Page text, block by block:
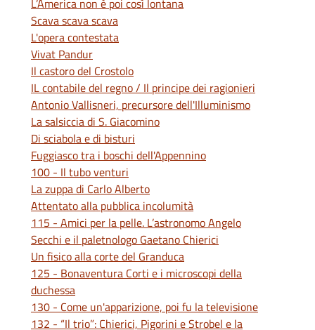
L’America non è poi così lontana
Scava scava scava
L'opera contestata
Vivat Pandur
Il castoro del Crostolo
IL contabile del regno / Il principe dei ragionieri
Antonio Vallisneri, precursore dell'Illuminismo
La salsiccia di S. Giacomino
Di sciabola e di bisturi
Fuggiasco tra i boschi dell'Appennino
100 - Il tubo venturi
La zuppa di Carlo Alberto
Attentato alla pubblica incolumità
115 - Amici per la pelle. L’astronomo Angelo
Secchi e il paletnologo Gaetano Chierici
Un fisico alla corte del Granduca
125 - Bonaventura Corti e i microscopi della
duchessa
130 - Come un'apparizione, poi fu la televisione
132 - “Il trio”: Chierici, Pigorini e Strobel e la